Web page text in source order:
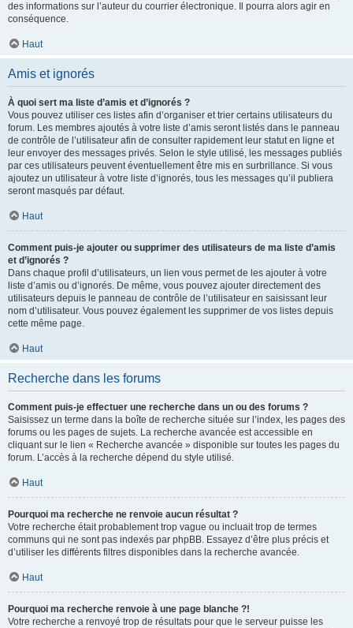
des informations sur l’auteur du courrier électronique. Il pourra alors agir en
conséquence.
Haut
Amis et ignorés
À quoi sert ma liste d’amis et d’ignorés ?
Vous pouvez utiliser ces listes afin d’organiser et trier certains utilisateurs du
forum. Les membres ajoutés à votre liste d’amis seront listés dans le panneau
de contrôle de l’utilisateur afin de consulter rapidement leur statut en ligne et
leur envoyer des messages privés. Selon le style utilisé, les messages publiés
par ces utilisateurs peuvent éventuellement être mis en surbrillance. Si vous
ajoutez un utilisateur à votre liste d’ignorés, tous les messages qu’il publiera
seront masqués par défaut.
Haut
Comment puis-je ajouter ou supprimer des utilisateurs de ma liste d’amis
et d’ignorés ?
Dans chaque profil d’utilisateurs, un lien vous permet de les ajouter à votre
liste d’amis ou d’ignorés. De même, vous pouvez ajouter directement des
utilisateurs depuis le panneau de contrôle de l’utilisateur en saisissant leur
nom d’utilisateur. Vous pouvez également les supprimer de vos listes depuis
cette même page.
Haut
Recherche dans les forums
Comment puis-je effectuer une recherche dans un ou des forums ?
Saisissez un terme dans la boîte de recherche située sur l’index, les pages des
forums ou les pages de sujets. La recherche avancée est accessible en
cliquant sur le lien « Recherche avancée » disponible sur toutes les pages du
forum. L’accès à la recherche dépend du style utilisé.
Haut
Pourquoi ma recherche ne renvoie aucun résultat ?
Votre recherche était probablement trop vague ou incluait trop de termes
communs qui ne sont pas indexés par phpBB. Essayez d’être plus précis et
d’utiliser les différents filtres disponibles dans la recherche avancée.
Haut
Pourquoi ma recherche renvoie à une page blanche ?!
Votre recherche a renvoyé trop de résultats pour que le serveur puisse les